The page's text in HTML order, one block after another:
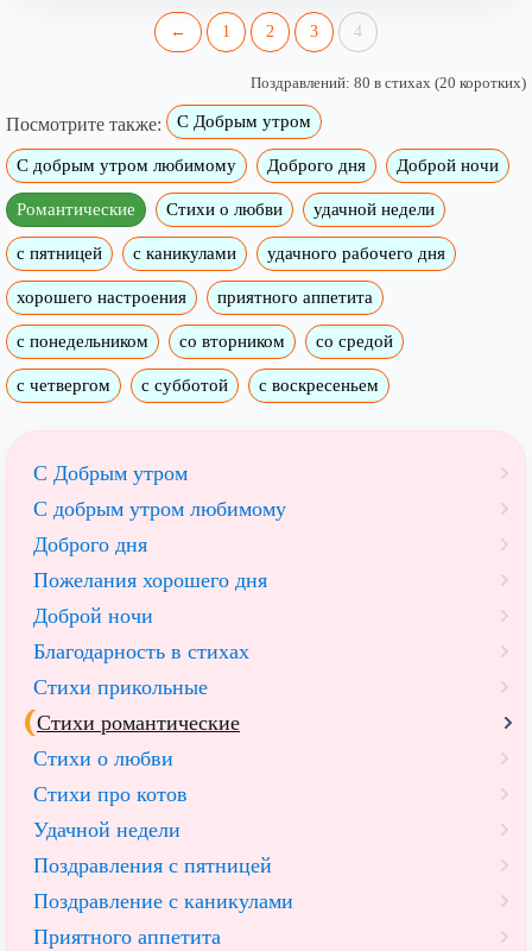
← 1 2 3 4
Поздравлений: 80 в стихах (20 коротких)
Посмотрите также: С Добрым утром
C добрым утром любимому Доброго дня Доброй ночи
Романтические Стихи о любви удачной недели
c пятницей с каникулами удачного рабочего дня
хорошего настроения приятного аппетита
с понедельником со вторником со средой
с четвергом с субботой с воскресеньем
С Добрым утром
C добрым утром любимому
Доброго дня
Пожелания хорошего дня
Доброй ночи
Благодарность в стихах
Стихи прикольные
Стихи романтические
Стихи о любви
Стихи про котов
Удачной недели
Поздравления с пятницей
Поздравление с каникулами
Приятного аппетита